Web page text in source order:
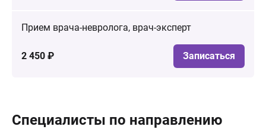
Прием врача-невролога, врач-эксперт
2 450 ₽ Записаться
Специалисты по направлению